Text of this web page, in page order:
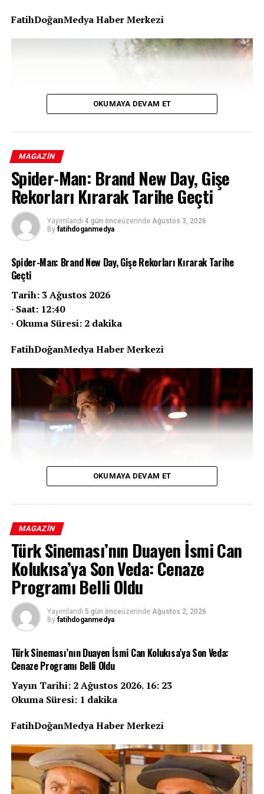
FatihDoğanMedya Haber Merkezi
Ünlü oyuncu Aslı Bekiroğlu’nun kabusu bitmiyor. Basit
bir miyom ameliyatı sonrası yaşadığı talihsizlikle
gündeme gelen ve iki kez ölümden dönen 30 yaşındaki
oyuncu, dokuzuncu kez bıçak altına yatacağını duyurdu.
yaşadığı zorlu sürecin perde arkasını sizler için derledik.
OKUMAYA DEVAM ET
MAGAZIN
Spider-Man: Brand New Day, Gişe
Rekorları Kırarak Tarihe Geçti
Yayımlandı 4 gün önceüzerinde Ağustos 3, 2026
By fatihdoganmedya
Spider-Man: Brand New Day, Gişe Rekorları Kırarak Tarihe
Geçti
Tarih: 3 Ağustos 2026
· Saat: 12:40
· Okuma Süresi: 2 dakika
FatihDoğanMedya Haber Merkezi
Marvel Sinematik Evreni’nin merakla beklenen yapımı
“Spider-Man: Brand New Day”, vizyona girdiği ilk dört
günde dünya çapında 927 milyon dolar hasılat elde
ederek adını sinema tarihine altın harflerle yazdırdı.
Tom Holland’ın Peter Parker rolüyle dördüncü kez
izleyici karşısına çıktığı yapım, tüm zamanların en
927 Milyon Dolarlık Dev Açılış
Sony Pictures ve Marvel Studios ortak yapımı “Spider-
Man: Brand New Day”, vizyondaki ilk dört gününde
ulaştı. Bu rakam, filmin sinema salonlarında adeta bir
deprem etkisi yarattığını gözler önüne seriyor.
REKLAM
OKUMAYA DEVAM ET
MAGAZIN
Türk Sineması’nın Duayen İsmi Can
Kolukısa’ya Son Veda: Cenaze
Programı Belli Oldu
Yayımlandı 5 gün önceüzerinde Ağustos 2, 2026
By fatihdoganmedya
Türk Sineması’nın Duayen İsmi Can Kolukısa’ya Son Veda:
Cenaze Programı Belli Oldu
Yayın Tarihi: 2 Ağustos 2026. 16: 23
Okuma Süresi: 1 dakika
FatihDoğanMedya Haber Merkezi